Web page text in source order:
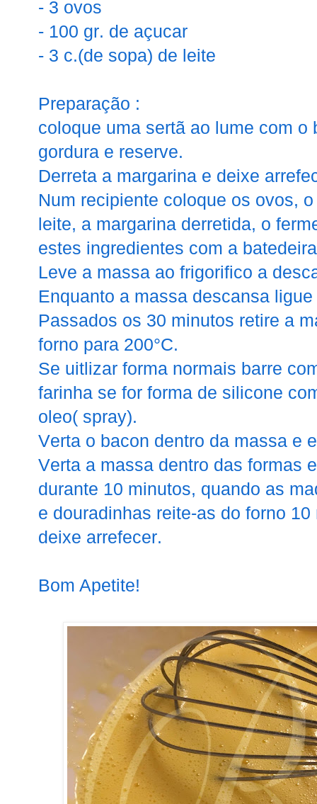
- 3 ovos
- 100 gr. de açucar
- 3 c.(de sopa) de leite
Preparação :
coloque uma sertã ao lume com o
gordura e reserve.
Derreta a margarina e deixe
Num recipiente coloque os ovos,
leite, a margarina derretida, o
estes ingredientes com a
Leve a massa ao frigorifico a
Enquanto a massa descansa ligue
Passados os 30 minutos retire a
forno para 200°C.
Se uitlizar forma normais barre
farinha se for forma de silicone
oleo( spray).
Verta o bacon dentro da massa e
Verta a massa dentro das formas
durante 10 minutos, quando as
e douradinhas reite-as do forno
deixe arrefecer.
Bom Apetite!